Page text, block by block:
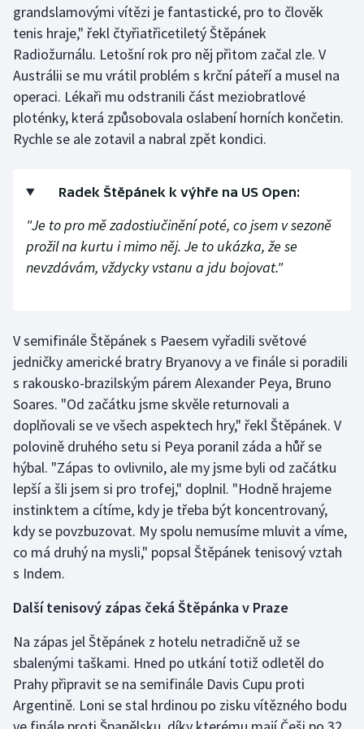
Gymnastika
Házená
Jezdectví
Krasobruslení
Lezení
Lyže a snowboard
Motorsport
Olympijské hry
Parasport
Plavání
Plážový volejbal
Ragby
Short track
Sportovní střelba
grandslamovými vítězi je fantastické, pro to člověk
tenis hraje," řekl čtyřiatřicetiletý Štěpánek
Radiožurnálu. Letošní rok pro něj přitom začal zle. V
Austrálii se mu vrátil problém s krční páteří a musel na
operaci. Lékaři mu odstranili část meziobratlové
ploténky, která způsobovala oslabení horních končetin.
Rychle se ale zotavil a nabral zpět kondici.
Radek Štěpánek k výhře na US Open:
"Je to pro mě zadostiučinění poté, co jsem v sezoně
prožil na kurtu i mimo něj. Je to ukázka, že se
nevzdávám, vždycky vstanu a jdu bojovat."
V semifinále Štěpánek s Paesem vyřadili světové
jedničky americké bratry Bryanovy a ve finále si poradili
s rakousko-brazilským párem Alexander Peya, Bruno
Soares. "Od začátku jsme skvěle returnovali a
doplňovali se ve všech aspektech hry," řekl Štěpánek. V
polovině druhého setu si Peya poranil záda a hůř se
hýbal. "Zápas to ovlivnilo, ale my jsme byli od začátku
lepší a šli jsem si pro trofej," doplnil. "Hodně hrajeme
instinktem a cítíme, kdy je třeba být koncentrovaný,
kdy se povzbuzovat. My spolu nemusíme mluvit a víme,
co má druhý na mysli," popsal Štěpánek tenisový vztah
s Indem.
Další tenisový zápas čeká Štěpánka v Praze
Na zápas jel Štěpánek z hotelu netradičně už se
sbalenými taškami. Hned po utkání totiž odletěl do
Prahy připravit se na semifinále Davis Cupu proti
Argentině. Loni se stal hrdinou po zisku vítězného bodu